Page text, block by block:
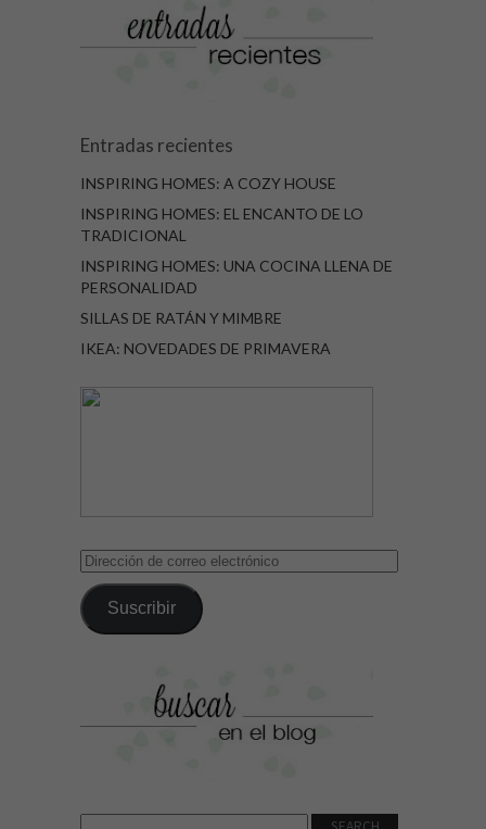
Entradas recientes
INSPIRING HOMES: A COZY HOUSE
INSPIRING HOMES: EL ENCANTO DE LO
TRADICIONAL
INSPIRING HOMES: UNA COCINA LLENA DE
PERSONALIDAD
SILLAS DE RATÁN Y MIMBRE
IKEA: NOVEDADES DE PRIMAVERA
Dirección
correo
electrónico
Suscribir